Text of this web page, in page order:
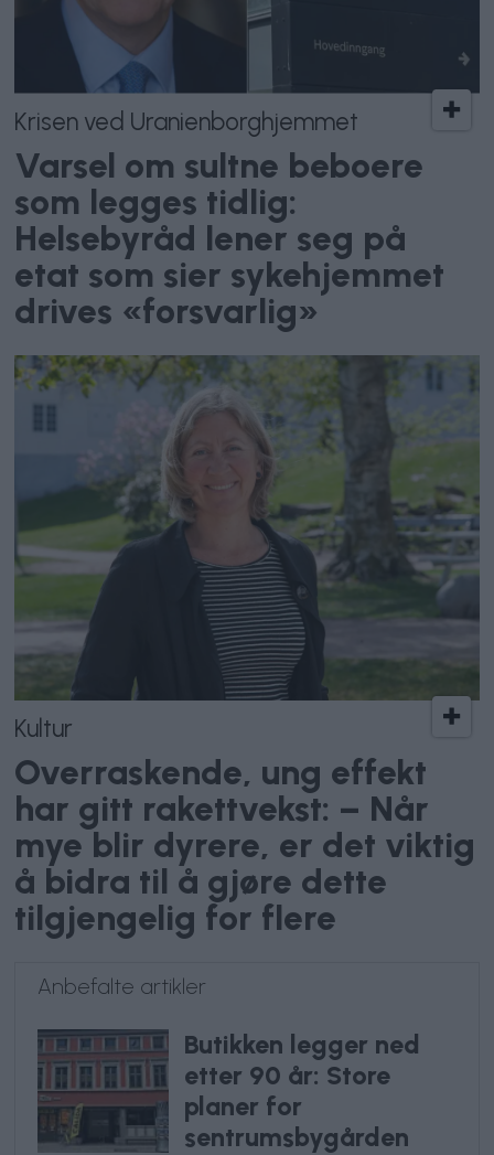
Krisen ved Uranienborghjemmet
Varsel om sultne beboere
som legges tidlig:
Helsebyråd lener seg på
etat som sier sykehjemmet
drives «forsvarlig»
Kultur
Overraskende, ung effekt
har gitt rakettvekst: – Når
mye blir dyrere, er det viktig
å bidra til å gjøre dette
tilgjengelig for flere
Anbefalte artikler
Butikken legger ned
etter 90 år: Store
planer for
sentrumsbygården